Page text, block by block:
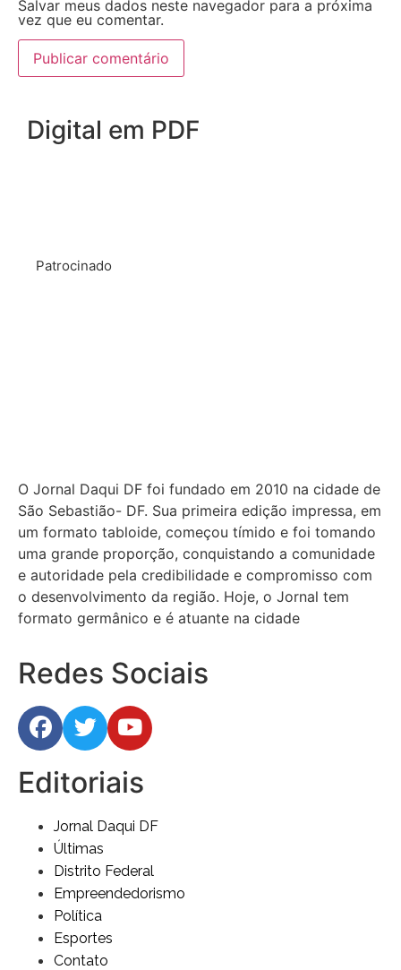
Salvar meus dados neste navegador para a próxima
vez que eu comentar.
Digital em PDF
Patrocinado
O Jornal Daqui DF foi fundado em 2010 na cidade de
São Sebastião- DF. Sua primeira edição impressa, em
um formato tabloide, começou tímido e foi tomando
uma grande proporção, conquistando a comunidade
e autoridade pela credibilidade e compromisso com
o desenvolvimento da região. Hoje, o Jornal tem
formato germânico e é atuante na cidade
Redes Sociais
Editoriais
Jornal Daqui DF
Últimas
Distrito Federal
Empreendedorismo
Política
Esportes
Contato